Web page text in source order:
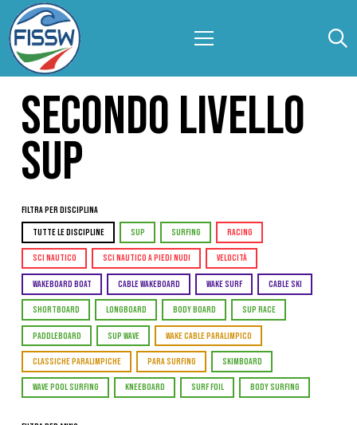
SECONDO LIVELLO
SUP
Filtra per Disciplina
TUTTE LE DISCIPLINE SUP SURFING RACING
SCI NAUTICO SCI NAUTICO A PIEDI NUDI VELOCITÀ
WAKEBOARD BOAT CABLE WAKEBOARD WAKE SURF CABLE SKI
SHORTBOARD LONGBOARD BODY BOARD SUP RACE
PADDLEBOARD SUP WAVE WAKE CABLE PARALIMPICO
CLASSICHE PARALIMPICHE PARA SURFING SKIMBOARD
WAVE POOL SURFING KNEEBOARD SURF FOIL BODY SURFING